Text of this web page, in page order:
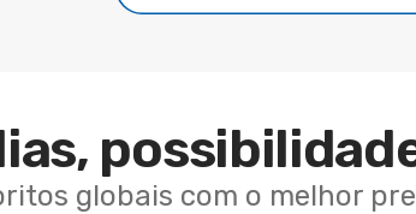
globais com o melhor